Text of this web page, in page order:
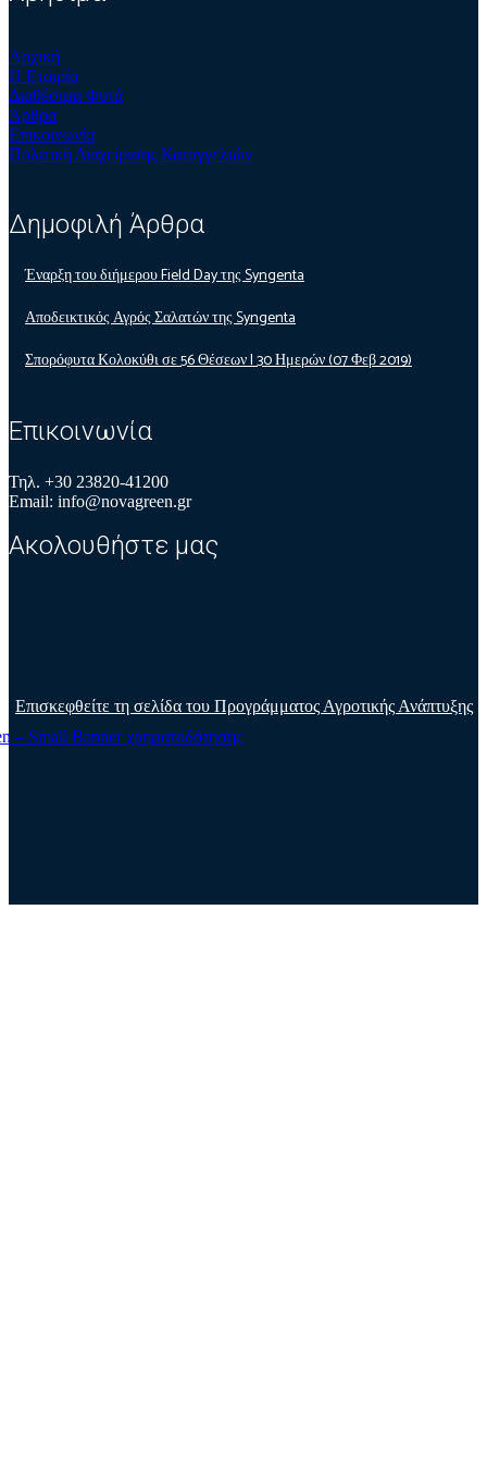
Αρχική
Η Εταιρία
Διαθέσιμα Φυτά
Άρθρα
Επικοινωνία
Πολιτική Διαχείρισης Καταγγελιών
Δημοφιλή Άρθρα
Έναρξη του διήμερου Field Day της Syngenta
Αποδεικτικός Αγρός Σαλατών της Syngenta
Σπορόφυτα Κολοκύθι σε 56 Θέσεων | 30 Ημερών (07 Φεβ 2019)
Επικοινωνία
Τηλ. +30 23820-41200
Email: info@novagreen.gr
Ακολουθήστε μας
Επισκεφθείτε τη σελίδα του Προγράμματος Αγροτικής Ανάπτυξης